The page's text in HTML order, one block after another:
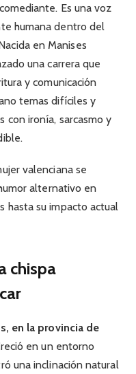
Es una voz
humana dentro del
en Manises
una carrera que
y comunicación
temas difíciles y
con ironía, sarcasmo y
valenciana se
alternativo en
hasta su impacto actual
chispa
en la provincia de
en un entorno
una inclinación natural